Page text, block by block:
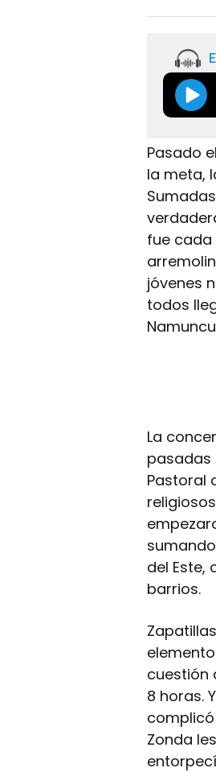
Pasado
la meta,
fue cada
jóvenes
todos
La
pasadas
Pastoral
del Este,
barrios.
cuestión
8 horas.
Zonda